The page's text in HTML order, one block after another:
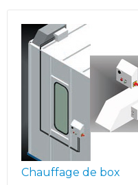
Chauffage de box